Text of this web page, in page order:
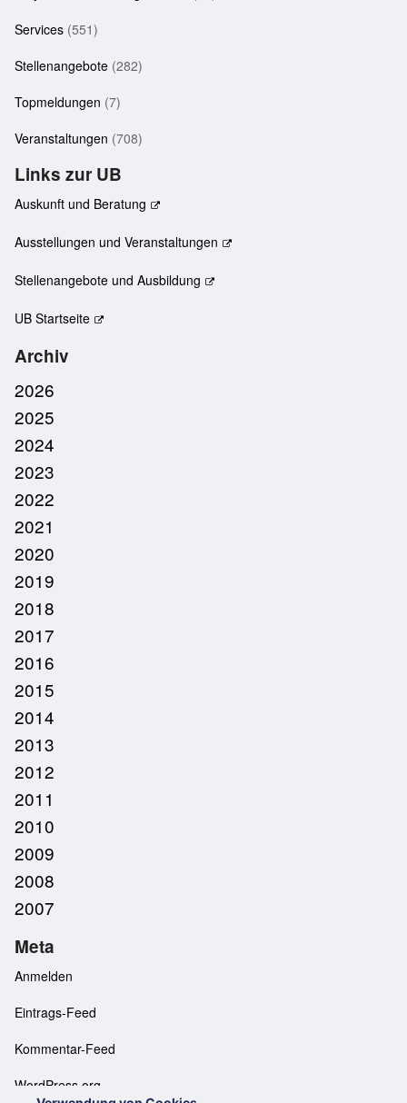
Services (551)
Stellenangebote (282)
Topmeldungen (7)
Veranstaltungen (708)
Links zur UB
Auskunft und Beratung
Ausstellungen und Veranstaltungen
Stellenangebote und Ausbildung
UB Startseite
Archiv
2026
2025
2024
2023
2022
2021
2020
2019
2018
2017
2016
2015
2014
2013
2012
2011
2010
2009
2008
2007
Meta
Anmelden
Eintrags-Feed
Kommentar-Feed
WordPress.org